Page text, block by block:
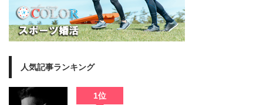
人気記事ランキング
1位